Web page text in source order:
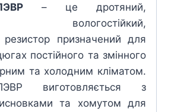
– це дротяний,
вологостійкий,
резистор призначений для
постійного та змінного
та холодним кліматом.
виготовляється з
та хомутом для